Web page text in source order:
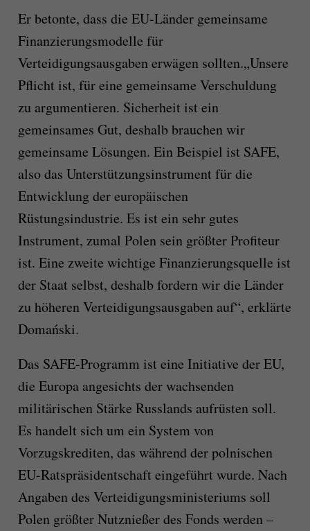
Er betonte, dass die EU-Länder gemeinsame
Finanzierungsmodelle für
Verteidigungsausgaben erwägen sollten.„Unsere
Pflicht ist, für eine gemeinsame Verschuldung
zu argumentieren. Sicherheit ist ein
gemeinsames Gut, deshalb brauchen wir
gemeinsame Lösungen. Ein Beispiel ist SAFE,
also das Unterstützungsinstrument für die
Entwicklung der europäischen
Rüstungsindustrie. Es ist ein sehr gutes
Instrument, zumal Polen sein größter Profiteur
ist. Eine zweite wichtige Finanzierungsquelle ist
der Staat selbst, deshalb fordern wir die Länder
zu höheren Verteidigungsausgaben auf“, erklärte
Domański.
Das SAFE-Programm ist eine Initiative der EU,
die Europa angesichts der wachsenden
militärischen Stärke Russlands aufrüsten soll.
Es handelt sich um ein System von
Vorzugskrediten, das während der polnischen
EU-Ratspräsidentschaft eingeführt wurde. Nach
Angaben des Verteidigungsministeriums soll
Polen größter Nutznießer des Fonds werden –